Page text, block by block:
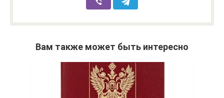
Вам также может быть интересно